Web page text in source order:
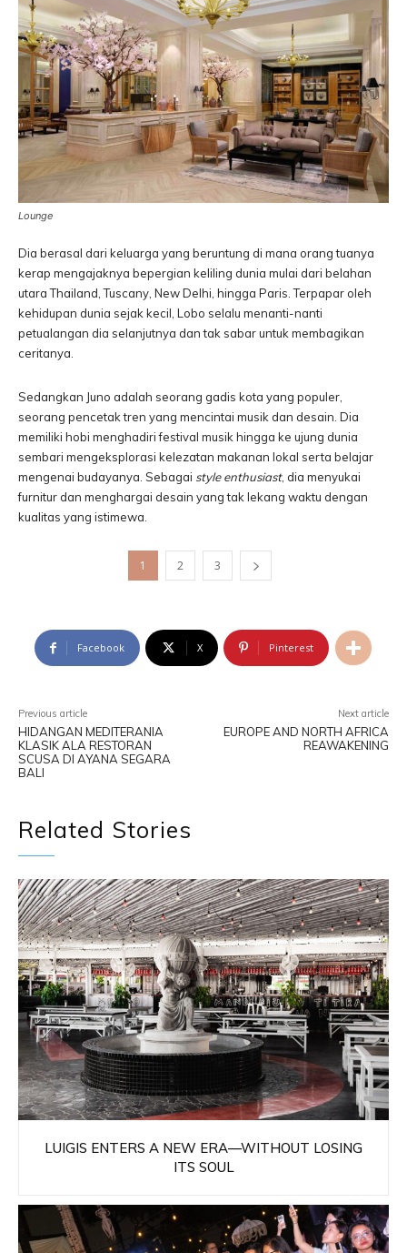
Lounge
Dia berasal dari keluarga yang beruntung di mana orang tuanya
kerap mengajaknya bepergian keliling dunia mulai dari belahan
utara Thailand, Tuscany, New Delhi, hingga Paris. Terpapar oleh
kehidupan dunia sejak kecil, Lobo selalu menanti-nanti
petualangan dia selanjutnya dan tak sabar untuk membagikan
ceritanya.
Sedangkan Juno adalah seorang gadis kota yang populer,
seorang pencetak tren yang mencintai musik dan desain. Dia
memiliki hobi menghadiri festival musik hingga ke ujung dunia
sembari mengeksplorasi kelezatan makanan lokal serta belajar
mengenai budayanya. Sebagai style enthusiast, dia menyukai
furnitur dan menghargai desain yang tak lekang waktu dengan
kualitas yang istimewa.
1 2 3
Facebook X Pinterest
Previous article
HIDANGAN MEDITERANIA
KLASIK ALA RESTORAN
SCUSA DI AYANA SEGARA
BALI
Next article
EUROPE AND NORTH AFRICA
REAWAKENING
Related Stories
LUIGIS ENTERS A NEW ERA—WITHOUT LOSING
ITS SOUL